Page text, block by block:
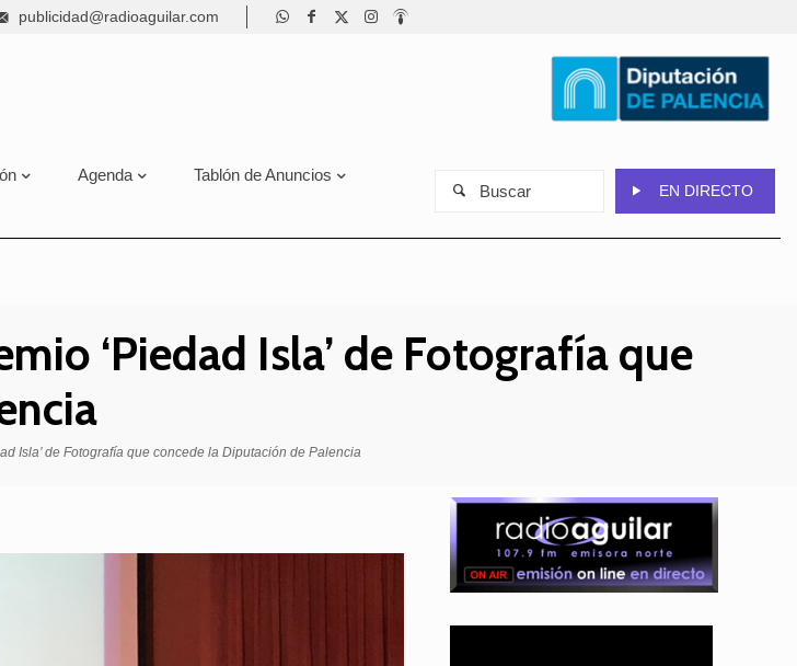
publicidad@radioaguilar.com
Agenda Tablón de Anuncios
EN DIRECTO
‘Piedad Isla’ de Fotografía que
Isla’ de Fotografía que concede la Diputación de Palencia